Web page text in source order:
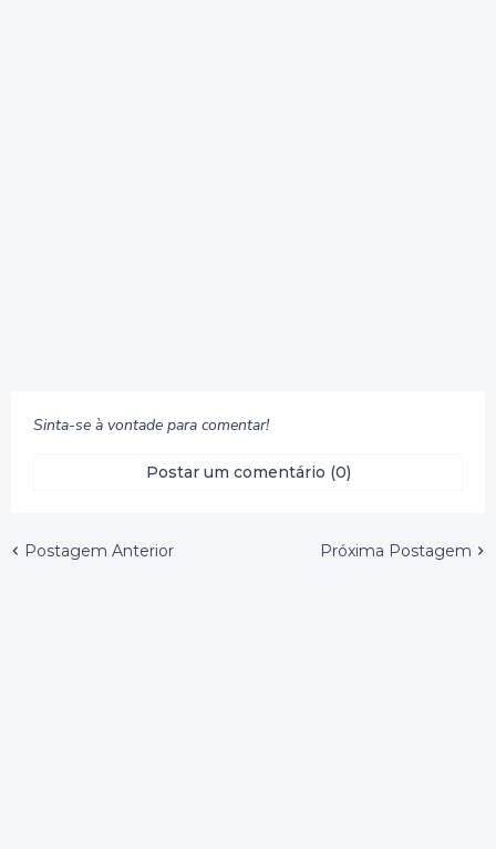
Sinta-se à vontade para comentar!
Postar um comentário (0)
Postagem Anterior Próxima Postagem